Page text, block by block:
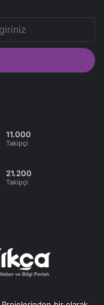
11.000
Takipçi
21.200
Takipçi